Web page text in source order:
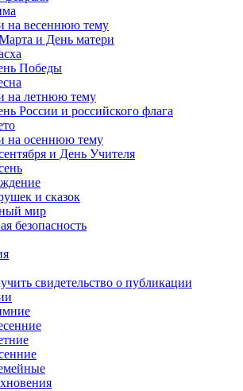
на весеннюю тему
и День матери
Победы
на летнюю тему
России и российского флага
на осеннюю тему
и День Учителя
и сказок
мир
безопасность
свидетельство о публикации